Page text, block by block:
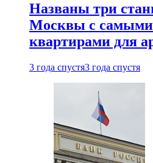
Названы три
Москвы с
квартирами для
3 года спустя3 года спустя